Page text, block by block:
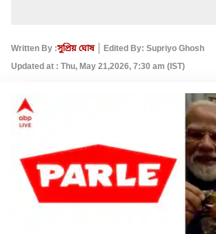
Written By :সুপ্রিয় ঘোষ
Edited By: Supriyo Ghosh
Updated at : Thu, May 21,2026, 7:30 am (IST)